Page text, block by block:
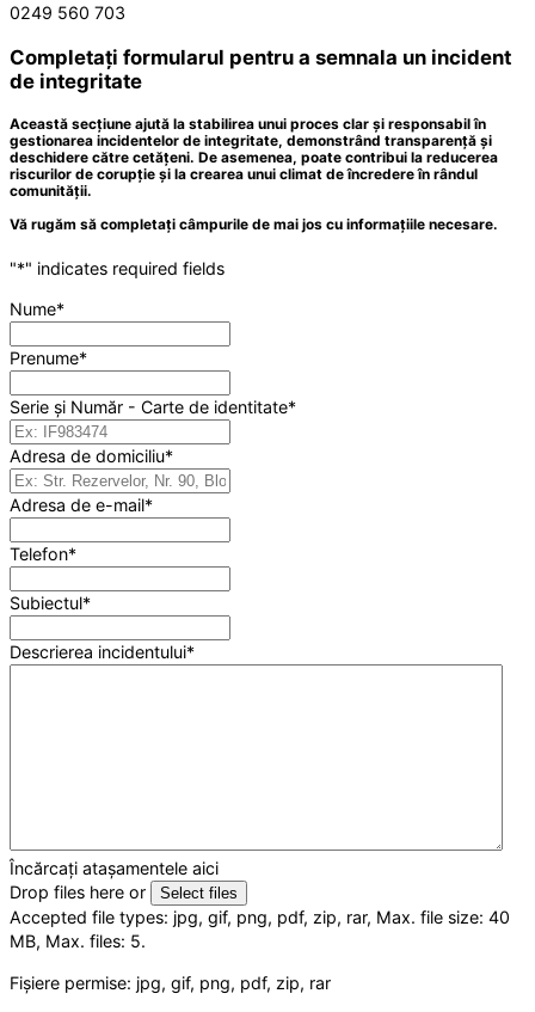
0249 560 703
Completați formularul pentru a semnala un incident
de integritate
Această secțiune ajută la stabilirea unui proces clar și responsabil în
gestionarea incidentelor de integritate, demonstrând transparență și
deschidere către cetățeni. De asemenea, poate contribui la reducerea
riscurilor de corupție și la crearea unui climat de încredere în rândul
comunității.
Vă rugăm să completați câmpurile de mai jos cu informațiile necesare.
"*" indicates required fields
Nume*
Prenume*
Serie și Număr - Carte de identitate*
Adresa de domiciliu*
Adresa de e-mail*
Telefon*
Subiectul*
Descrierea incidentului*
Încărcați atașamentele aici
Drop files here or
Select files
Accepted file types: jpg, gif, png, pdf, zip, rar, Max. file size: 40
MB, Max. files: 5.
Fișiere permise: jpg, gif, png, pdf, zip, rar